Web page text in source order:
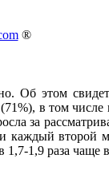
®
Об этом
в том
за
каждый
1,7-1,9 раза